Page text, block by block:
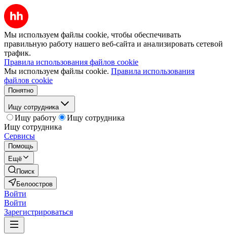
Мы используем файлы cookie, чтобы обеспечивать
правильную работу нашего веб-сайта и анализировать сетевой
трафик.
Правила использования файлов cookie
Мы используем файлы cookie. Правила использования
файлов cookie
Понятно
Ищу сотрудника
Ищу работу
Ищу сотрудника
Ищу сотрудника
Сервисы
Помощь
Ещё
Поиск
Белоостров
Войти
Войти
Зарегистрироваться